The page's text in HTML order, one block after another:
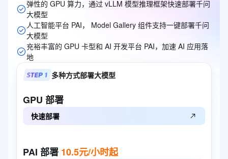
弹性的 GPU 算力，通过 vLLM 模型推理框架快速部署千问
大模型
人工智能平台 PAI， Model Gallery 组件支持一键部署千问
大模型
充裕丰富的 GPU 卡型和 AI 开发平台 PAI，加速 AI 应用落
地
多种方式部署大模型
GPU 部署
快速部署
PAI 部署 10.5元/小时起